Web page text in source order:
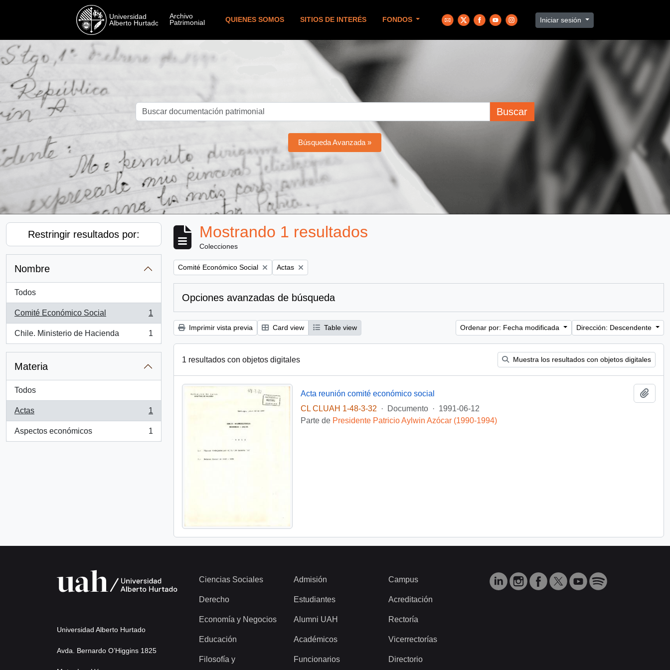
QUIENES SOMOS SITIOS DE INTERÉS FONDOS Iniciar sesión
Buscar
Búsqueda Avanzada »
Restringir resultados por:
Nombre
Todos
Comité Económico Social
, 1 resultados
1
Chile. Ministerio de Hacienda
, 1 resultados
1
Materia
Todos
Actas
, 1 resultados
1
Aspectos económicos
, 1 resultados
1
Mostrando 1 resultados
Colecciones
Remove filter:
Comité Económico Social Remove filter:
Actas
Opciones avanzadas de búsqueda
Imprimir vista previa Card view Table view Ordenar por: Fecha modificada Dirección: Descendente
1 resultados con objetos digitales Muestra los resultados con objetos digitales
Acta reunión comité económico social
CL CLUAH 1-48-3-32
· Documento · 1991-06-12
Parte de Presidente Patricio Aylwin Azócar (1990-1994)
Universidad Alberto Hurtado
Avda. Bernardo O’Higgins 1825
Ciencias Sociales
Derecho
Economía y Negocios
Educación
Filosofía y
Admisión
Estudiantes
Alumni UAH
Académicos
Funcionarios
Campus
Acreditación
Rectoría
Vicerrectorías
Directorio